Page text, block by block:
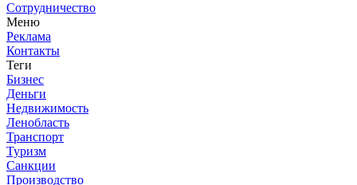
Сотрудничество
Меню
Реклама
Контакты
Теги
Бизнес
Деньги
Недвижимость
Ленобласть
Транспорт
Туризм
Санкции
Производство